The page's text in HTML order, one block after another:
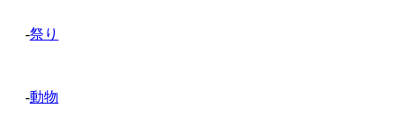
-祭り
-動物